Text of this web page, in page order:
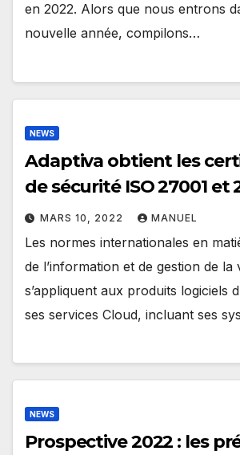
en 2022. Alors que nous entrons
nouvelle année, compilons…
NEWS
Adaptiva obtient les
de sécurité ISO 27001 et
MARS 10, 2022 MANUEL
Les normes internationales en
de l’information et de gestion de la
s’appliquent aux produits logiciels
ses services Cloud, incluant ses
NEWS
Prospective 2022 : les